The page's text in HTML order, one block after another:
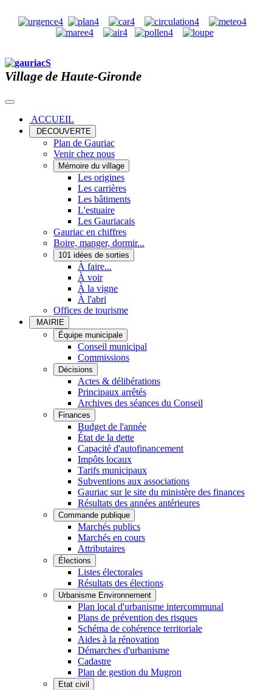
Village de Haute-Gironde
ACCUEIL
DECOUVERTE
Plan de Gauriac
Venir chez nous
Mémoire du village
Les origines
Les carrières
Les bâtiments
L'estuaire
Les Gauriacais
Gauriac en chiffres
Boire, manger, dormir...
101 idées de sorties
À faire...
À voir
À la vigne
À l'abri
Offices de tourisme
MAIRIE
Équipe municipale
Conseil municipal
Commissions
Décisions
Actes & délibérations
Principaux arrêtés
Archives des séances du Conseil
Finances
Budget de l'année
État de la dette
Capacité d'autofinancement
Impôts locaux
Tarifs municipaux
Subventions aux associations
Gauriac sur le site du ministère des finances
Résultats des années antérieures
Commande publique
Marchés publics
Marchés en cours
Attributaires
Élections
Listes électorales
Résultats des élections
Urbanisme Environnement
Plan local d'urbanisme intercommunal
Plans de prévention des risques
Schéma de cohérence territoriale
Aides à la rénovation
Démarches d'urbanisme
Cadastre
Plan de gestion du Mugron
Etat civil